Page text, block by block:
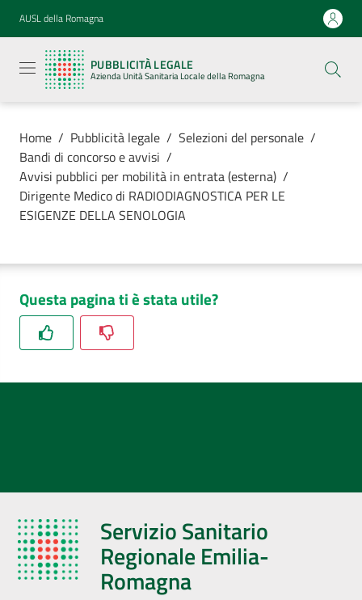
Vai al contenuto
Vai alla navigazione
Vai al footer
AUSL della Romagna
PUBBLICITÀ LEGALE
Azienda Unità Sanitaria Locale della Romagna
legale
Azienda
Unità
Locale della
Azienda
Servizi
Luoghi di
cura
AUSL
Home / Pubblicità legale / Selezioni del personale /
Bandi di concorso e avvisi /
Avvisi pubblici per mobilità in entrata (esterna) /
Dirigente Medico di RADIODIAGNOSTICA PER LE
ESIGENZE DELLA SENOLOGIA
Questa pagina ti è stata utile?
Servizio Sanitario
Regionale Emilia-
Romagna